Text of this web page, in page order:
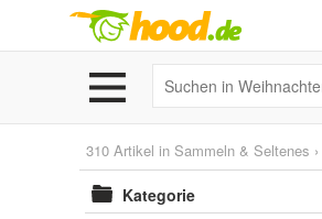
310 Artikel in Sammeln & Seltenes ›
Kategorie